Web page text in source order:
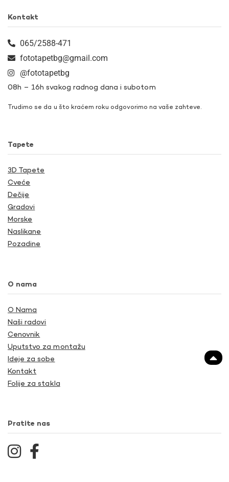
Kontakt
065/2588-471
fototapetbg@gmail.com
@fototapetbg
08h – 16h svakog radnog dana i subotom
Trudimo se da u što kraćem roku odgovorimo na vaše zahteve.
Tapete
3D Tapete
Cveće
Dečije
Gradovi
Morske
Naslikane
Pozadine
O nama
O Nama
Naši radovi
Cenovnik
Uputstvo za montažu
Ideje za sobe
Kontakt
Folije za stakla
Pratite nas